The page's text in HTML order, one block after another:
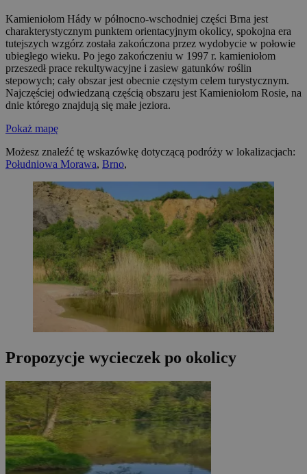
Kamieniołom Hády w północno-wschodniej części Brna jest
charakterystycznym punktem orientacyjnym okolicy, spokojna era
tutejszych wzgórz została zakończona przez wydobycie w połowie
ubiegłego wieku. Po jego zakończeniu w 1997 r. kamieniołom
przeszedł prace rekultywacyjne i zasiew gatunków roślin
stepowych; cały obszar jest obecnie częstym celem turystycznym.
Najczęściej odwiedzaną częścią obszaru jest Kamieniołom Rosie, na
dnie którego znajdują się małe jeziora.
Pokaż mapę
Możesz znaleźć tę wskazówkę dotyczącą podróży w lokalizacjach:
Południowa Morawa, Brno,
Propozycje wycieczek po okolicy